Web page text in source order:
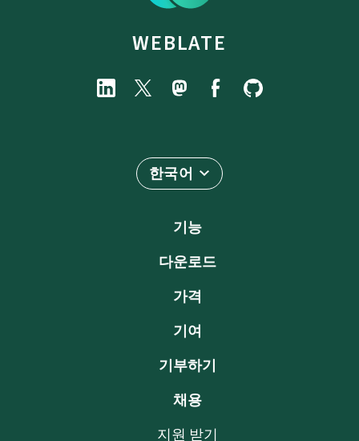
WEBLATE
한국어
기능
다운로드
가격
기여
기부하기
채용
지원 받기